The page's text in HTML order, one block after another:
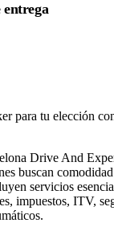
entrega
para tu elección
Drive And
buscan
servicios
impuestos, ITV,